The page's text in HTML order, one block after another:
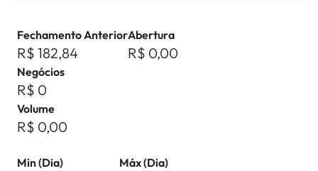
Fechamento Anterior
R$ 182,84
Abertura
R$ 0,00
Negócios
R$ 0
Volume
R$ 0,00
Min (Dia) Máx (Dia)